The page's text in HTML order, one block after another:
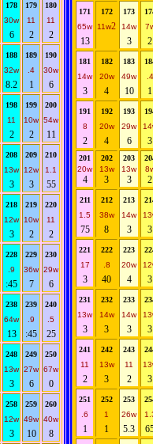
178
30w
6
179
11
2
180
11
2
188
32w
8.2
189
.4
1
190
30w
6
198
11
2
199
10w
2
200
54w
11
208
13w
3
209
12w
3
210
1.1
55
218
12w
3
219
10w
2
220
11
2
228
.9
:45
229
36w
7
230
29w
6
238
64w
13
239
.9
:45
240
.5
25
248
13w
3
249
27w
6
250
67w
0
258
12w
3
259
49w
10
260
40w
8
171
65w
13
172
11w2
173
14w
3 2
181
14w
3
182
20w
4
183
49w
10
.4
1
191
8
2
192
20w
4
193
29w
6 3
201
20w
4
202
13w
3
203
13w
3 2
211
1.5
75
212
38w
8
213
14w
3 3
221
17
3
222
.8
40
223
20w
4 3
231
13w
3
232
14w
3
233
14w
3 3
241
11
2
242
13w
3
243
11
2 3
251
.6
1
252
1
1
253
26w
5.3